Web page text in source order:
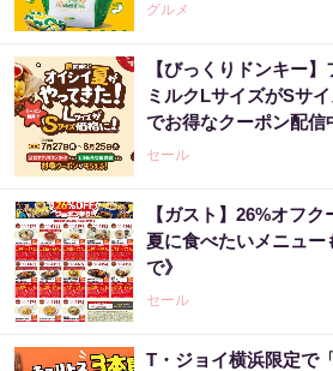
グルメ
【びっくりドンキー
ミルクLサイズがSサ
でお得なクーポン配信
セール
【ガスト】26%オフ
夏に食べたいメニュー
で》
セール
T・ジョイ横浜限定で